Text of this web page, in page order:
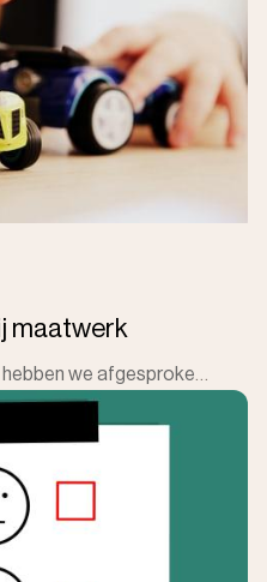
maatwerk
In de procedure maatwerk hebben we afgesproken om de jeugdigen in het berichtenverkeer op te nemen, met de codes 50A00 zonder verblijf of 50A99 met ve